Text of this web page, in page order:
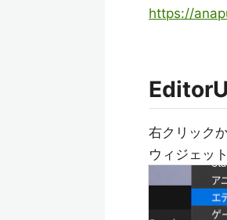
https://
右クリック
ウィジェッ